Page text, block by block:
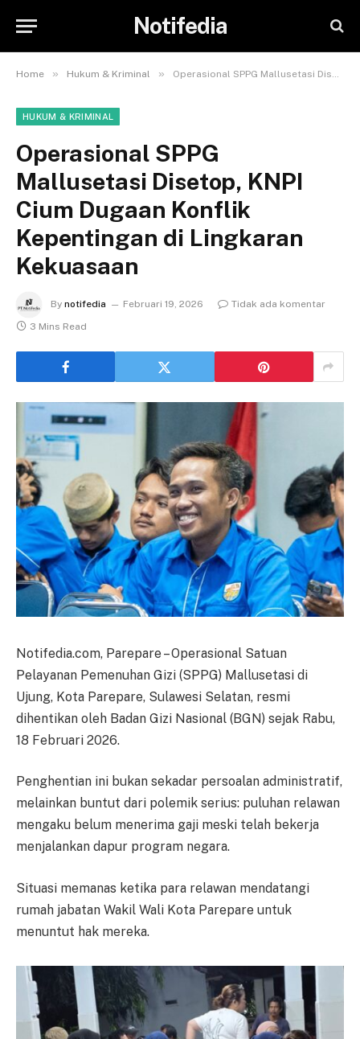
Notifedia
Home » Hukum & Kriminal » Operasional SPPG Mallusetasi Disetop, KNPI Cium Dugaan Konflik Kepentingan di Lingkaran Kekuasaan
HUKUM & KRIMINAL
Operasional SPPG
Mallusetasi Disetop, KNPI
Cium Dugaan Konflik
Kepentingan di Lingkaran
Kekuasaan
By notifedia Februari 19, 2026
Tidak ada komentar
3 Mins Read
Notifedia.com, Parepare – Operasional Satuan
Pelayanan Pemenuhan Gizi (SPPG) Mallusetasi di
Ujung, Kota Parepare, Sulawesi Selatan, resmi
dihentikan oleh Badan Gizi Nasional (BGN) sejak Rabu,
18 Februari 2026.
Penghentian ini bukan sekadar persoalan administratif,
melainkan buntut dari polemik serius: puluhan relawan
mengaku belum menerima gaji meski telah bekerja
menjalankan dapur program negara.
Situasi memanas ketika para relawan mendatangi
rumah jabatan Wakil Wali Kota Parepare untuk
menuntut hak mereka.